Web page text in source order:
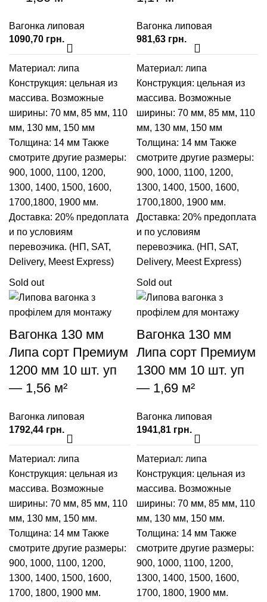
Вагонка липовая
грн.
Материал: липа
Конструкция: цельная из
массива. Возможные
ширины: 70 мм, 85 мм, 110
мм, 130 мм, 150 мм
Толщина: 14 мм Также
смотрите другие размеры:
900, 1000, 1100, 1200,
1300, 1400, 1500, 1600,
1700,1800, 1900 мм.
Доставка: 20% предоплата
и по условиям
перевозчика. (НП, SAT,
Delivery, Meest Express)
Вагонка липовая
грн.
Материал: липа
Конструкция: цельная из
массива. Возможные
ширины: 70 мм, 85 мм, 110
мм, 130 мм, 150 мм
Толщина: 14 мм Также
смотрите другие размеры:
900, 1000, 1100, 1200,
1300, 1400, 1500, 1600,
1700,1800, 1900 мм.
Доставка: 20% предоплата
и по условиям
перевозчика. (НП, SAT,
Delivery, Meest Express)
Sold out
Вагонка 130 мм
Липа сорт Премиум
1200 мм 10 шт. уп
— 1,56 м²
Вагонка липовая
грн.
Материал: липа
Конструкция: цельная из
массива. Возможные
ширины: 70 мм, 85 мм, 110
мм, 130 мм, 150 мм.
Толщина: 14 мм Также
смотрите другие размеры:
900, 1000, 1100, 1200,
1300, 1400, 1500, 1600,
1700, 1800, 1900 мм.
Sold out
Вагонка 130 мм
Липа сорт Премиум
1300 мм 10 шт. уп
— 1,69 м²
Вагонка липовая
грн.
Материал: липа
Конструкция: цельная из
массива. Возможные
ширины: 70 мм, 85 мм, 110
мм, 130 мм, 150 мм.
Толщина: 14 мм Также
смотрите другие размеры:
900, 1000, 1100, 1200,
1300, 1400, 1500, 1600,
1700, 1800, 1900 мм.